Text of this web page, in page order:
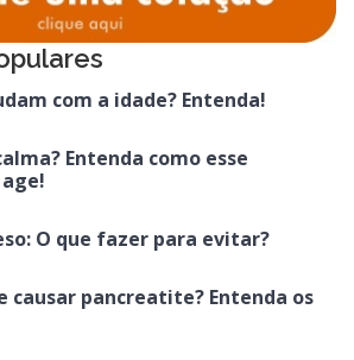
com a idade? Entenda!
Entenda como esse
O que fazer para evitar?
causar pancreatite? Entenda os